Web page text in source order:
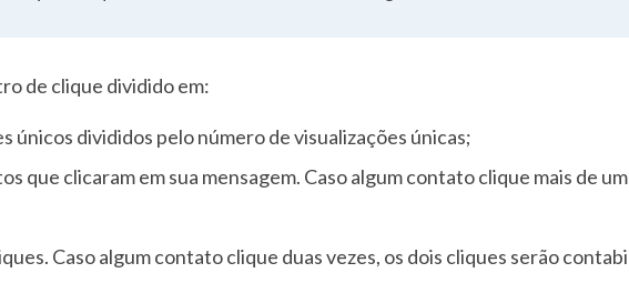
de clique dividido em:
únicos divididos pelo número de visualizações únicas;
que clicaram em sua mensagem. Caso algum contato clique mais de
Caso algum contato clique duas vezes, os dois cliques serão